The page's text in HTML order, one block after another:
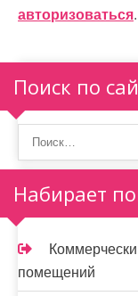
авторизоваться.
Поиск по
Набирает
помещений